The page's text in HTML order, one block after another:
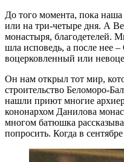
До того момента, пока
или на три-четыре дня. А
монастыря, благодетелей.
шла исповедь, а после нее
воцерковленный или
Он нам открыл тот мир,
строительство Беломоро-
нашли приют многие
кононархом Данилова
многом батюшка
попросить. Когда в